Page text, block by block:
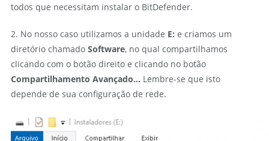
todos que necessitam instalar o BitDefender.
2. No nosso caso utilizamos a unidade E: e criamos um
diretório chamado Software, no qual compartilhamos
clicando com o botão direito e clicando no botão
Compartilhamento Avançado… Lembre-se que isto
depende de sua configuração de rede.